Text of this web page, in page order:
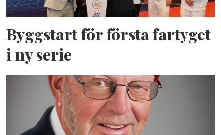
Byggstart för första fartyget
i ny serie